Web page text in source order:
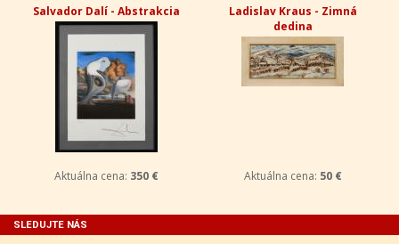
Salvador Dalí - Abstrakcia
Aktuálna cena: 350 €
Ladislav Kraus - Zimná
dedina
Aktuálna cena: 50 €
SLEDUJTE NÁS